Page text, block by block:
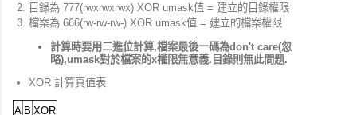
目錄為 777(rwxrwxrwx) XOR umask值 = 建立的目錄權限
檔案為 666(rw-rw-rw-) XOR umask值 = 建立的檔案權限
計算時要用二進位計算,檔案最後一碼為don't care(忽
略),umask對於檔案的x權限無意義.目錄則無此問題.
XOR 計算真值表
A B XOR